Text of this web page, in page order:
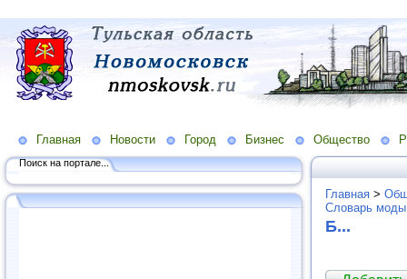
Главная Новости Город Бизнес Общество
Поиск на портале...
Главная >
Словарь
Б...